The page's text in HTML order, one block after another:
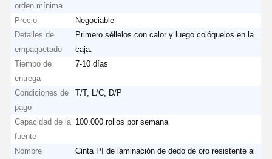
orden mínima
Precio
Negociable
Detalles de
empaquetado
Primero séllelos con calor y luego colóquelos en la
caja.
Tiempo de
entrega
7-10 días
Condiciones de
pago
T/T, L/C, D/P
Capacidad de la
fuente
100.000 rollos por semana
Nombre
Cinta PI de laminación de dedo de oro resistente al